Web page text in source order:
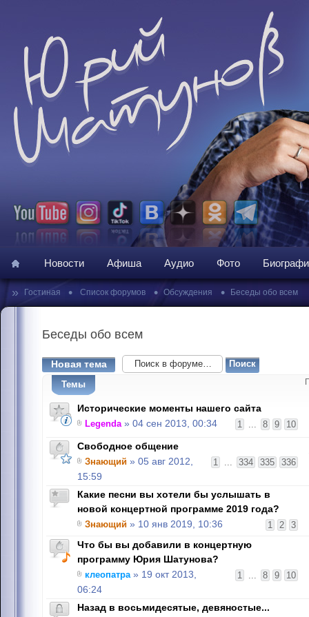
Новости Афиша Аудио Фото
» Гостиная • Список форумов • Обсуждения • Беседы обо всем
Беседы обо всем
Новая тема
Темы
Исторические моменты нашего сайта
1 ... 8 9 10
Legenda» 04 сен 2013, 00:34
Свободное общение
1 ... 334 335 336
Знающий » 05 авг 2012,
15:59
Какие песни вы хотели бы услышать в
новой концертной программе 2019 года?
1 2 3
Знающий » 10 янв 2019, 10:36
Что бы вы добавили в концертную
программу Юрия Шатунова?
1 ... 8 9 10
клеопатра» 19 окт 2013,
06:24
Назад в восьмидесятые, девяностые...